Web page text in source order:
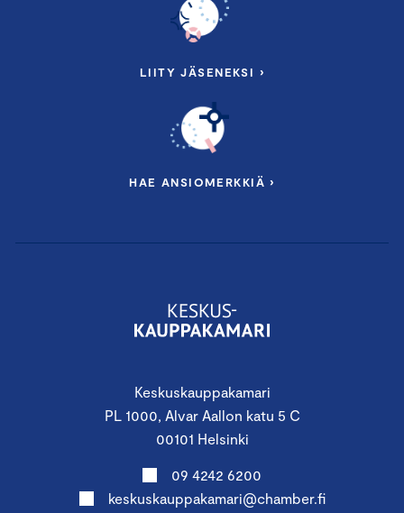
Keskuskauppakamari
PL 1000, Alvar Aallon katu 5 C
00101 Helsinki
09 4242 6200
keskuskauppakamari@chamber.fi
LIITY JÄSENEKSI ›
HAE ANSIOMERKKIÄ ›